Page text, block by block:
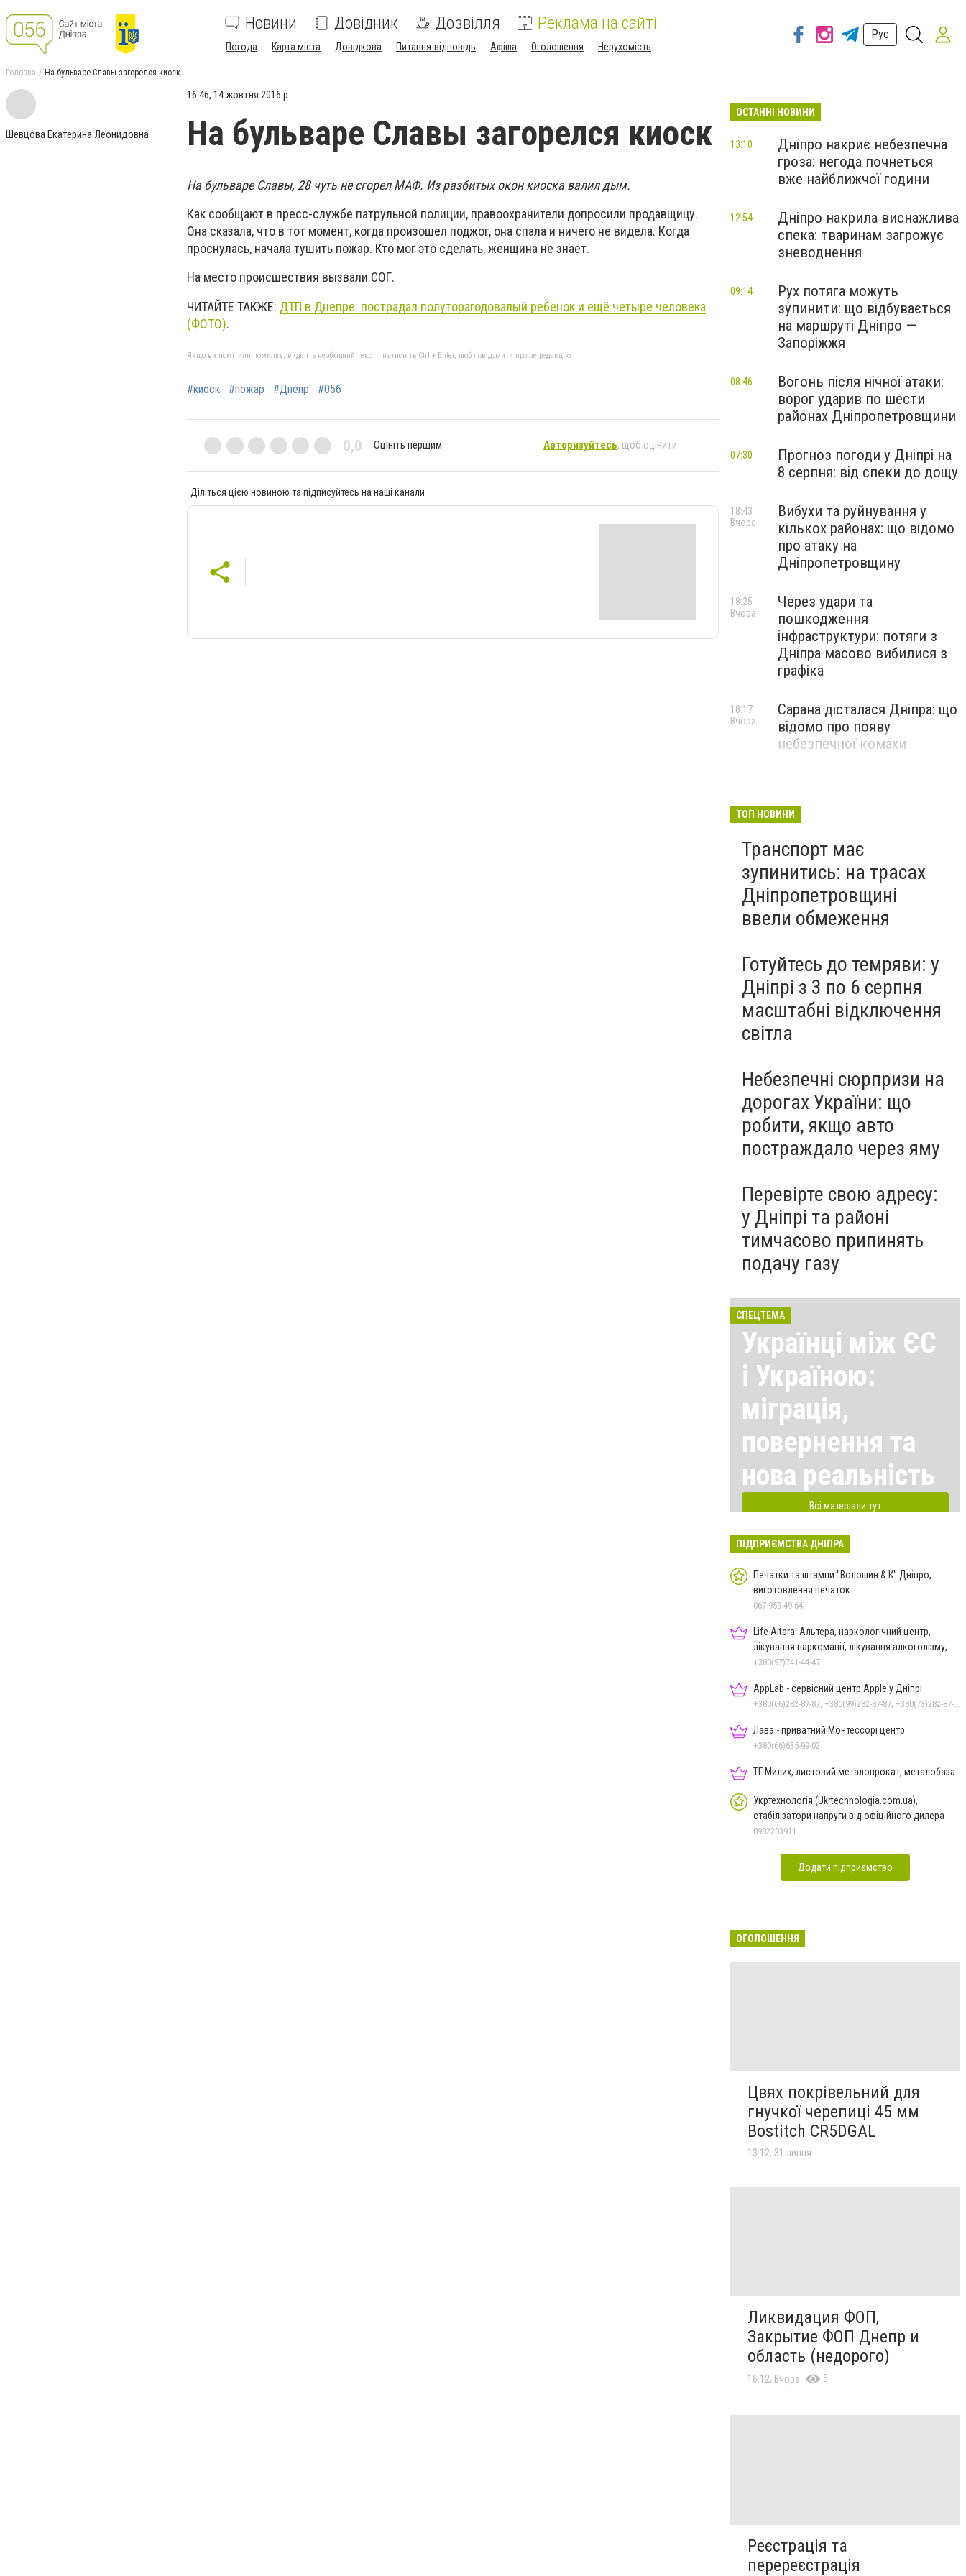
Новини Довідник Дозвілля Реклама на сайті
Погода Карта міста Довідкова Питання-відповідь Афіша Оголошення Нерухомість
Рус
Головна На бульваре Славы загорелся киоск
Шевцова Екатерина Леонидовна
16:46, 14 жовтня 2016 р.
На бульваре Славы загорелся киоск
На бульваре Славы, 28 чуть не сгорел МАФ. Из разбитых окон киоска валил дым.
Как сообщают в пресс-службе патрульной полиции, правоохранители допросили продавщицу.
Она сказала, что в тот момент, когда произошел поджог, она спала и ничего не видела. Когда
проснулась, начала тушить пожар. Кто мог это сделать, женщина не знает.
На место происшествия вызвали СОГ.
ЧИТАЙТЕ ТАКЖЕ: ДТП в Днепре: пострадал полуторагодовалый ребенок и ещё четыре человека
(ФОТО).
Якщо ви помітили помилку, виділіть необхідний текст і натисніть Ctrl + Enter, щоб повідомити про це редакцію
#киоск #пожар #Днепр #056
0,0 Оцініть першим Авторизуйтесь, щоб оцінити
Діліться цією новиною та підписуйтесь на наші канали
ОСТАННІ НОВИНИ
Дніпро накриє небезпечна
гроза: негода почнеться
вже найближчої години
13:10
Дніпро накрила виснажлива
спека: тваринам загрожує
зневоднення
12:54
Рух потяга можуть
зупинити: що відбувається
на маршруті Дніпро —
Запоріжжя
09:14
Вогонь після нічної атаки:
ворог ударив по шести
районах Дніпропетровщини
08:46
Прогноз погоди у Дніпрі на
8 серпня: від спеки до дощу
07:30
Вибухи та руйнування у
кількох районах: що відомо
про атаку на
Дніпропетровщину
18:43
Вчора
Через удари та
пошкодження
інфраструктури: потяги з
Дніпра масово вибилися з
графіка
18:25
Вчора
Сарана дісталася Дніпра: що
відомо про появу
небезпечної комахи
18:17
Вчора
ТОП НОВИНИ
Транспорт має
зупинитись: на трасах
Дніпропетровщині
ввели обмеження
Готуйтесь до темряви: у
Дніпрі з 3 по 6 серпня
масштабні відключення
світла
Небезпечні сюрпризи на
дорогах України: що
робити, якщо авто
постраждало через яму
Перевірте свою адресу:
у Дніпрі та районі
тимчасово припинять
подачу газу
СПЕЦТЕМА
Українці між ЄС
і Україною:
міграція,
повернення та
нова реальність
Всі матеріали тут
ПІДПРИЄМСТВА ДНІПРА
Печатки та штампи "Волошин & К" Дніпро,
виготовлення печаток
067 959 49 64
Life Altera. Альтера, наркологічний центр,
лікування наркоманії, лікування алкоголізму,
зняття ломки
+380(97)741-44-47
AppLab - сервісний центр Apple у Дніпрі
Лава - приватний Монтессорі центр
+380(66)635-99-02
ТГ Милих, листовий металопрокат, металобаза
Укртехнологія (Ukrtechnologia.com.ua),
стабілізатори напруги від офіційного дилера
0982203911
Додати підприємство
ОГОЛОШЕННЯ
Цвях покрівельний для
гнучкої черепиці 45 мм
Bostitch CR5DGAL
13:12, 31 липня
Ликвидация ФОП,
Закрытие ФОП Днепр и
область (недорого)
16:12, Вчора 5
Реєстрація та
перереєстрація